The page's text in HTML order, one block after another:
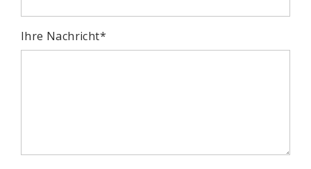
Ihre Nachricht*